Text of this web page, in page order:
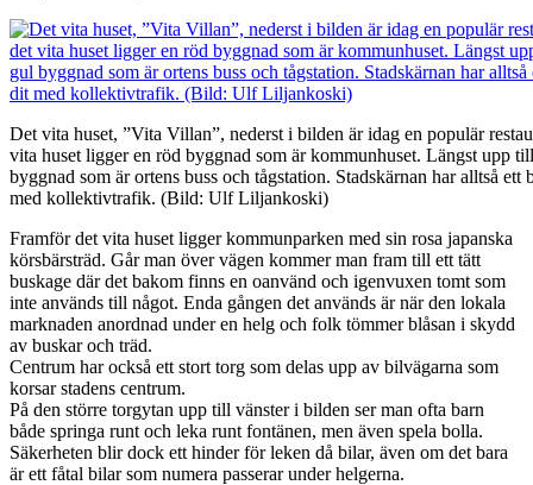
Det vita huset, ”Vita Villan”, nederst i bilden är idag en populär
vita huset ligger en röd byggnad som är kommunhuset. Längst upp
byggnad som är ortens buss och tågstation. Stadskärnan har alltså
med kollektivtrafik. (Bild: Ulf Liljankoski)
Framför det vita huset ligger kommunparken med sin rosa japanska
körsbärsträd. Går man över vägen kommer man fram till ett tätt
buskage där det bakom finns en oanvänd och igenvuxen tomt som
inte används till något. Enda gången det används är när den lokala
marknaden anordnad under en helg och folk tömmer blåsan i skydd
av buskar och träd.
Centrum har också ett stort torg som delas upp av bilvägarna som
korsar stadens centrum.
På den större torgytan upp till vänster i bilden ser man ofta barn
både springa runt och leka runt fontänen, men även spela bolla.
Säkerheten blir dock ett hinder för leken då bilar, även om det bara
är ett fåtal bilar som numera passerar under helgerna.